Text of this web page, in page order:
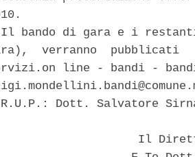
bando di gara e i
verranno  pubblicati
line - bandi -
Dott. Salvatore
Il